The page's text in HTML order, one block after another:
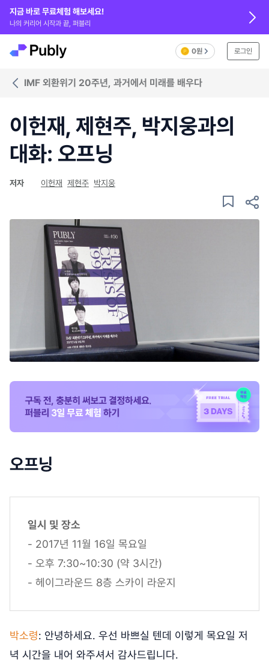
지금 바로 무료체험 해보세요!
나의 커리어 시작과 끝, 퍼블리
0원 로그인
IMF 외환위기 20주년, 과거에서 미래를 배우다
이헌재, 제현주, 박지웅과의
대화: 오프닝
저자 이헌재 제현주 박지웅
오프닝
일시 및 장소
- 2017년 11월 16일 목요일
- 오후 7:30~10:30 (약 3시간)
- 헤이그라운드 8층 스카이 라운지
박소령: 안녕하세요. 우선 바쁘실 텐데 이렇게 목요일 저
녁 시간을 내어 와주셔서 감사드립니다.